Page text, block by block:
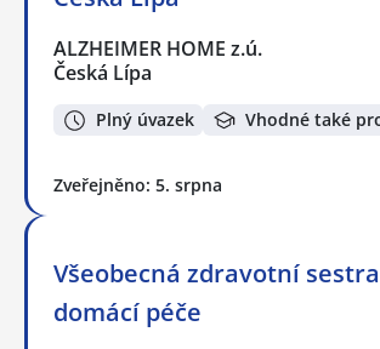
ALZHEIMER HOME z.ú.
Česká Lípa
Plný úvazek Vhodné také
Zveřejněno: 5. srpna
Všeobecná zdravotní sestra
domácí péče